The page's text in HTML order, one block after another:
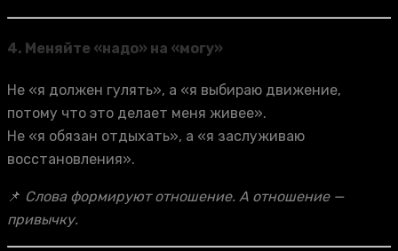
4. Меняйте «надо» на «могу»
Не «я должен гулять», а «я выбираю движение,
потому что это делает меня живее».
Не «я обязан отдыхать», а «я заслуживаю
восстановления».
📌 Слова формируют отношение. А отношение —
привычку.